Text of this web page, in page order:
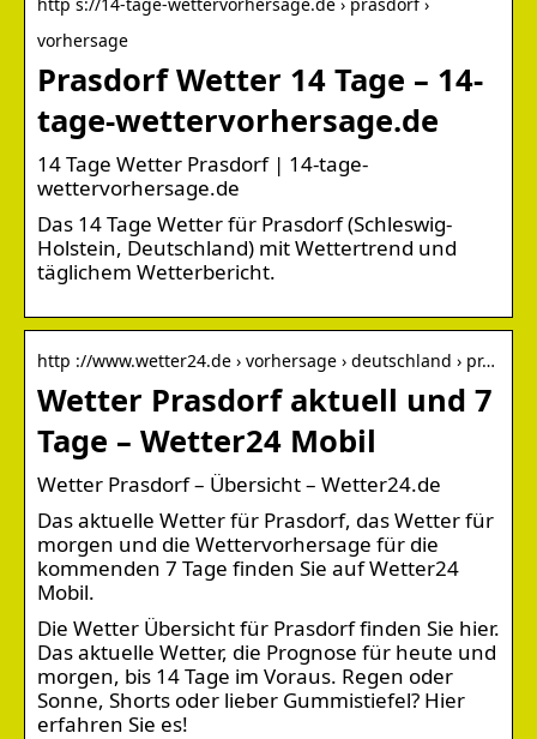
vorhersage
Prasdorf Wetter 14 Tage – 14-
tage-wettervorhersage.de
14 Tage Wetter Prasdorf | 14-tage-
wettervorhersage.de
Das 14 Tage Wetter für Prasdorf (Schleswig-
Holstein, Deutschland) mit Wettertrend und
täglichem Wetterbericht.
http ://www.wetter24.de › vorhersage › deutschland › pr…
Wetter Prasdorf aktuell und 7
Tage – Wetter24 Mobil
Wetter Prasdorf – Übersicht – Wetter24.de
Das aktuelle Wetter für Prasdorf, das Wetter für
morgen und die Wettervorhersage für die
kommenden 7 Tage finden Sie auf Wetter24
Mobil.
Die Wetter Übersicht für Prasdorf finden Sie hier.
Das aktuelle Wetter, die Prognose für heute und
morgen, bis 14 Tage im Voraus. Regen oder
Sonne, Shorts oder lieber Gummistiefel? Hier
erfahren Sie es!